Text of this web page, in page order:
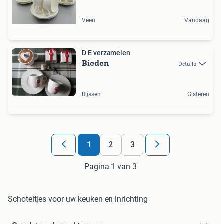
Veen Vandaag
D E verzamelen
Bieden Details
Rijssen Gisteren
1 2 3
Pagina 1 van 3
Schoteltjes voor uw keuken en inrichting